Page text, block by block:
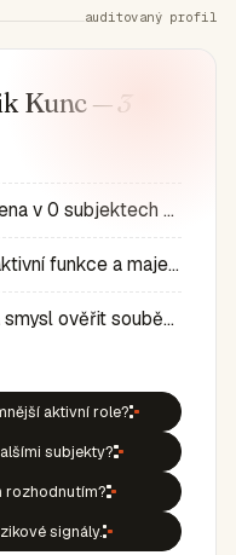
auditovaný profil
Kunc— 3
Osoba je aktivně zapojena v 0 subjektech a má 0 historic…
Síť vazeb tvoří hlavně aktivní funkce a majetkové role v…
Před rozhodnutím dává smysl ověřit souběh rolí, historic…
aktivní role?
subjekty?
rozhodnutím?
signály.